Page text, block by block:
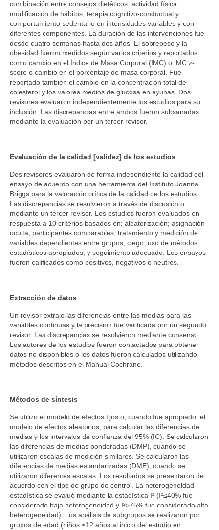
combinación entre consejos dietéticos, actividad física,
modificación de hábitos, terapia cognitivo-conductual y
comportamiento sedentario en intensidades variables y con
diferentes componentes. La duración de las intervenciones fue
desde cuatro semanas hasta dos años. El sobrepeso y la
obesidad fueron medidos según varios criterios y reportados
como cambio en el Índice de Masa Corporal (IMC) o IMC z-
score o cambio en el porcentaje de masa corporal. Fue
reportado también el cambio en la concentración total de
colesterol y los valores medios de glucosa en ayunas. Dos
revisores evaluaron independientemente los estudios para su
inclusión. Las discrepancias entre ambos fueron subsanadas
mediante la evaluación por un tercer revisor.
Evaluación de la calidad [validez] de los estudios
Dos revisores evaluaron de forma independiente la calidad del
ensayo de acuerdo con una herramienta del Instituto Joanna
Briggs para la valoración crítica de la calidad de los estudios.
Las discrepancias se resolvieron a través de discusión o
mediante un tercer revisor. Los estudios fueron evaluados en
respuesta a 10 criterios basados en: aleatorización; asignación
oculta; participantes comparables; tratamiento y medición de
variables dependientes entre grupos; ciego; uso de métodos
estadísticos apropiados; y seguimiento adecuado. Los ensayos
fueron calificados como positivos, negativos o neutros.
Extracción de datos
Un revisor extrajo las diferencias entre las medias para las
variables continuas y la precisión fue verificada por un segundo
revisor. Las discrepancias se resolvieron mediante consenso.
Los autores de los estudios fueron contactados para obtener
datos no disponibles o los datos fueron calculados utilizando
métodos descritos en el Manual Cochrane.
Métodos de síntesis
Se utilizó el modelo de efectos fijos o, cuando fue apropiado, el
modelo de efectos aleatorios, para calcular las diferencias de
medias y los intervalos de confianza del 95% (IC). Se calcularon
las diferencias de medias ponderadas (DMP), cuando se
utilizaron escalas de medición similares. Se calcularon las
diferencias de medias estandarizadas (DME), cuando se
utilizaron diferentes escalas. Los resultados se presentaron de
acuerdo con el tipo de grupo de control. La heterogeneidad
estadística se evaluó mediante la estadística Ι² (Ι²≤40% fue
considerado baja heterogeneidad y Ι²≥75% fue considerado alta
heterogeneidad). Los análisis de subgrupos se realizaron por
grupos de edad (niños ≤12 años al inicio del estudio en